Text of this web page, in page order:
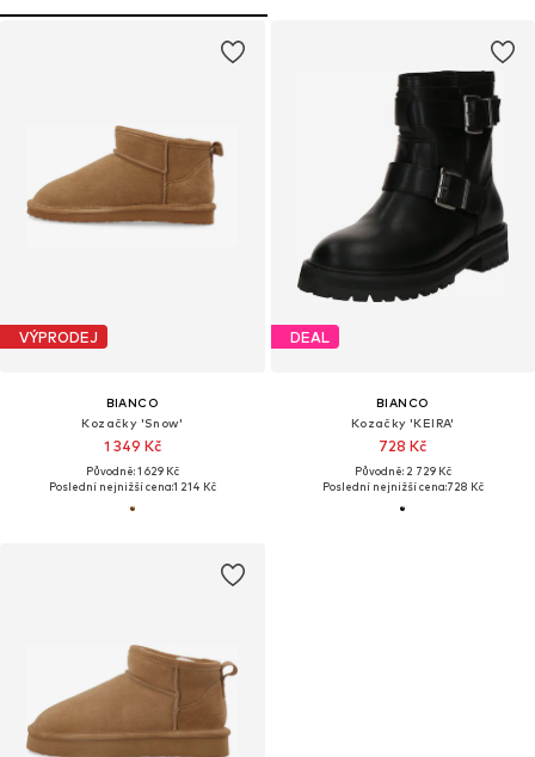
VÝPRODEJ
BIANCO
Kozačky 'Snow'
1 349 Kč
Původně: 1 629 Kč
Poslední nejnižší cena:1 214 Kč
DEAL
BIANCO
Kozačky 'KEIRA'
728 Kč
Původně: 2 729 Kč
Poslední nejnižší cena:728 Kč